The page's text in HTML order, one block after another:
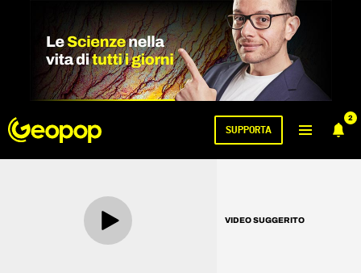
2
SUPPORTA
VIDEO SUGGERITO